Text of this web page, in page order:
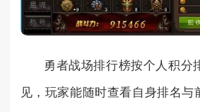
勇者战场排行榜按个人积分
见，玩家能随时查看自身排名与